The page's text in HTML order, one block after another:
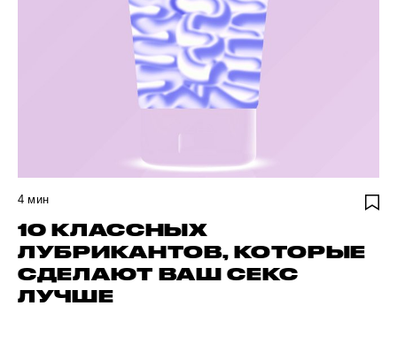
4 мин
10 КЛАССНЫХ
ЛУБРИКАНТОВ, КОТОРЫЕ
СДЕЛАЮТ ВАШ СЕКС
ЛУЧШЕ